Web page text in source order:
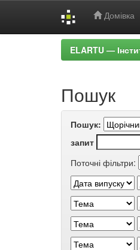
Домівка
ELARTU —
Пошук
Пошук:
запит
Поточні фільтри: